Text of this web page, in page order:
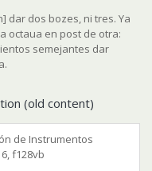
dar dos bozes, ni tres. Ya
octaua en post de otra:
semejantes dar
(old content)
de Instrumentos
f128vb